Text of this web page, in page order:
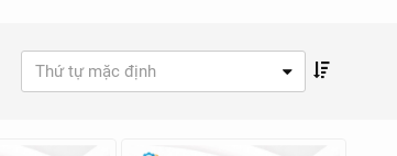
Thứ tự mặc định